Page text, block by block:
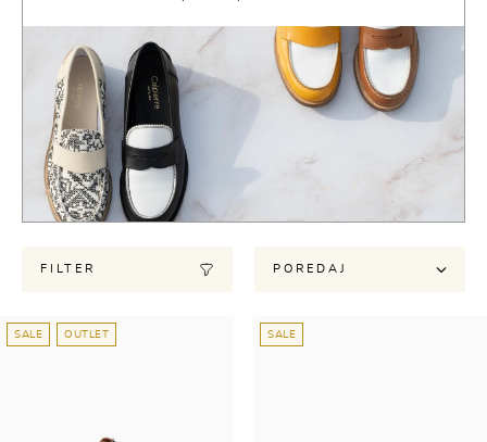
FILTER POREDAJ
SALE OUTLET SALE